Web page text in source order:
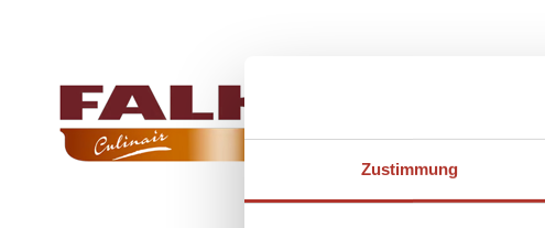
Zustimmung